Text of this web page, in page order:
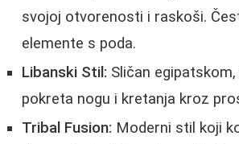
svojoj otvorenosti i raskoši.
elemente s poda.
Libanski Stil: Sličan
pokreta nogu i kretanja kroz
Tribal Fusion: Moderni stil koji